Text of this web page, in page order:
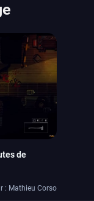
de
: Mathieu Corso